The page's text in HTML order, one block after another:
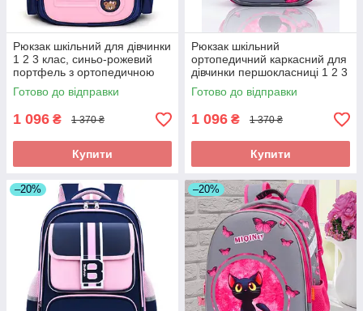
Рюкзак шкільний для дівчинки
1 2 3 клас, синьо-рожевий
портфель з ортопедичною
спинкою першокласниці в
школу
Готово до відправки
1 096 ₴ 1 370 ₴
Купити
Рюкзак шкільний
ортопедичний каркасний для
дівчинки першокласниці 1 2 3
клас, портфель в школу з
котиком
Готово до відправки
1 096 ₴ 1 370 ₴
Купити
–20% –20%